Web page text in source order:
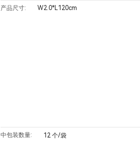
产品尺寸: W2.0*L120cm
中包装数量:
12 个/袋